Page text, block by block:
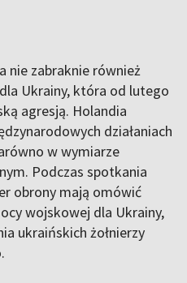
nie zabraknie również
Ukrainy, która od lutego
agresją. Holandia
działaniach
w wymiarze
Podczas spotkania
obrony mają omówić
wojskowej dla Ukrainy,
ukraińskich żołnierzy